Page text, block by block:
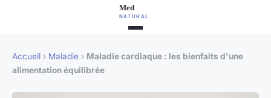
Accueil › Maladie › Maladie cardiaque : les bienfaits d'une
alimentation équilibrée